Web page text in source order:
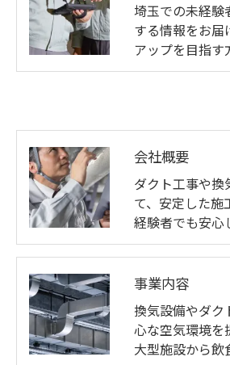
埼玉での未経験
する情報をお届
アップを目指
会社概要
ダクト工事や換
て、安定した施
経験者でも安
事業内容
換気設備やダク
心な空気環境を
大型施設から